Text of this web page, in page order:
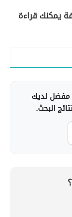
يمكنك قراءة
مفضل لديك
البحث.